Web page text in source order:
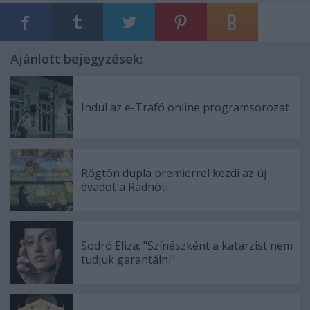
Ajánlott bejegyzések:
Indul az e-Trafó online programsorozat
Rögtön dupla premierrel kezdi az új
évadot a Radnóti
Sodró Eliza: "Színészként a katarzist nem
tudjuk garantálni"